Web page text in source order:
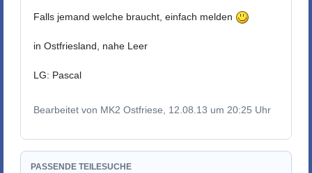
Falls jemand welche braucht, einfach melden
in Ostfriesland, nahe Leer
LG: Pascal
Bearbeitet von MK2 Ostfriese, 12.08.13 um 20:25 Uhr
PASSENDE TEILESUCHE